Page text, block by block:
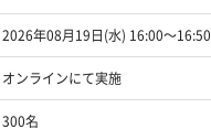
2026年08月19日(水) 16:00〜16:50
オンラインにて実施
300名